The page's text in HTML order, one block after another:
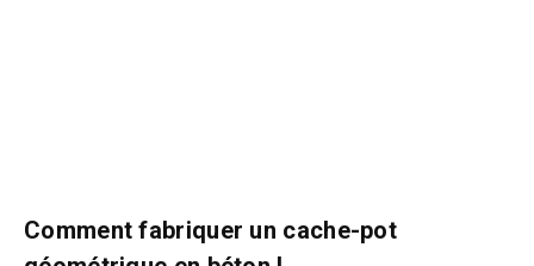
Comment fabriquer un cache-pot